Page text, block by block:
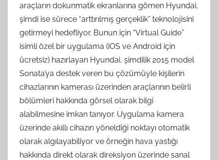
araçların dokunmatik ekranlarına gömen Hyundai,
şimdi ise sürece “arttırılmış gerçeklik” teknolojisini
getirmeyi hedefliyor. Bunun için “Virtual Guide”
isimli özel bir uygulama (iOS ve Android için
ücretsiz) hazırlayan Hyundai, şimdilik 2015 model
Sonata’ya destek veren bu çözümüyle kişilerin
cihazlarının kamerası üzerinden araçlarının belirli
bölümleri hakkında görsel olarak bilgi
alabilmesine imkan tanıyor. Uygulama kamera
üzerinde akıllı cihazın yöneldiği noktayı otomatik
olarak algılayabiliyor ve örneğin hava yastığı
hakkında direkt olarak direksiyon üzerinde sanal